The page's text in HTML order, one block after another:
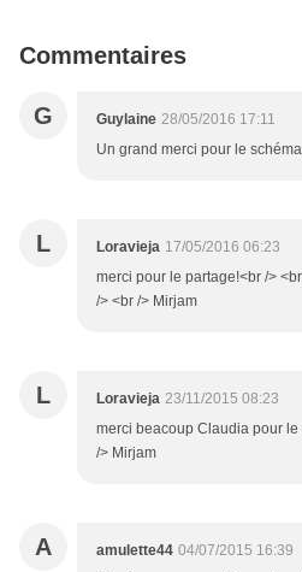
Commentaires
G Guylaine 28/05/2016 17:11
Un grand merci pour le
L Loravieja 17/05/2016 06:23
merci pour le partage!<br />
/> <br /> Mirjam
L Loravieja 23/11/2015 08:23
merci beacoup Claudia pour
/> Mirjam
A amulette44 04/07/2015 16:39